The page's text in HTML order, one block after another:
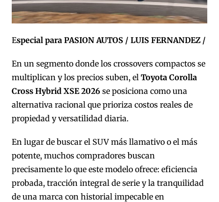
Especial para PASION AUTOS / LUIS FERNANDEZ /
En un segmento donde los crossovers compactos se
multiplican y los precios suben, el Toyota Corolla
Cross Hybrid XSE 2026se posiciona como una
alternativa racional que prioriza costos reales de
propiedad y versatilidad diaria.
En lugar de buscar el SUV más llamativo o el más
potente, muchos compradores buscan
precisamente lo que este modelo ofrece: eficiencia
probada, tracción integral de serie y la tranquilidad
de una marca con historial impecable en